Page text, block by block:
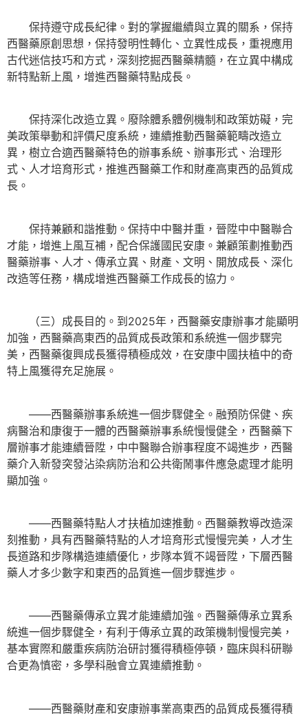
保持遵守成長紀律。對的掌握繼續與立異的關系，保持
西醫藥原創思想，保持發明性轉化、立異性成長，重視應用
古代迷信技巧和方式，深刻挖掘西醫藥精髓，在立異中構成
新特點新上風，增進西醫藥特點成長。
保持深化改造立異。廢除體系體例機制和政策妨礙，完
美政策舉動和評價尺度系統，連續推動西醫藥範疇改造立
異，樹立合適西醫藥特色的辦事系統、辦事形式、治理形
式、人才培育形式，推進西醫藥工作和財產高東西的品質成
長。
保持兼顧和諧推動。保持中中醫并重，晉陞中中醫聯合
才能，增進上風互補，配合保護國民安康。兼顧策劃推動西
醫藥辦事、人才、傳承立異、財產、文明、開放成長、深化
改造等任務，構成增進西醫藥工作成長的協力。
（三）成長目的。到2025年，西醫藥安康辦事才能顯明
加強，西醫藥高東西的品質成長政策和系統進一個步驟完
美，西醫藥復興成長獲得積極成效，在安康中國扶植中的奇
特上風獲得充足施展。
——西醫藥辦事系統進一個步驟健全。融預防保健、疾
病醫治和康復于一體的西醫藥辦事系統慢慢健全，西醫藥下
層辦事才能連續晉陞，中中醫聯合辦事程度不竭進步，西醫
藥介入新發突發沾染病防治和公共衛鬧事件應急處理才能明
顯加強。
——西醫藥特點人才扶植加速推動。西醫藥教導改造深
刻推動，具有西醫藥特點的人才培育形式慢慢完美，人才生
長道路和步隊構造連續優化，步隊本質不竭晉陞，下層西醫
藥人才多少數字和東西的品質進一個步驟進步。
——西醫藥傳承立異才能連續加強。西醫藥傳承立異系
統進一個步驟健全，有利于傳承立異的政策機制慢慢完美，
基本實際和嚴重疾病防治研討獲得積極停頓，臨床與科研聯
合更為慎密，多學科融會立異連續推動。
——西醫藥財產和安康辦事業高東西的品質成長獲得積